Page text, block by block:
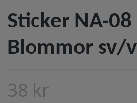
Sticker NA-08
Blommor sv/v
38 kr